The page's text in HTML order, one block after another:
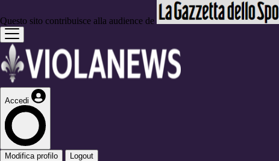
Questo sito contribuisce alla audience de
Accedi
Modifica profilo Logout